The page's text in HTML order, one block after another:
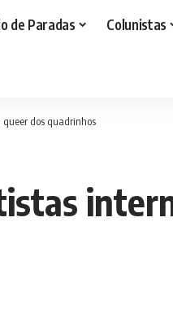
de Paradas Colunistas
queer dos quadrinhos